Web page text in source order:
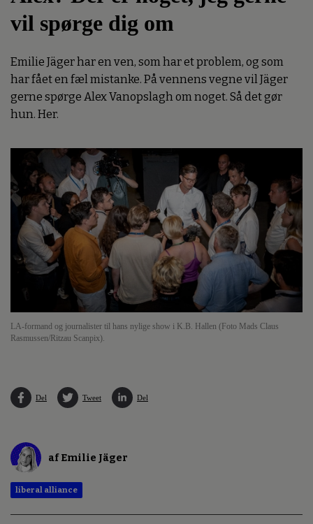
vil spørge dig om
Emilie Jäger har en ven, som har et problem, og som
har fået en fæl mistanke. På vennens vegne vil Jäger
gerne spørge Alex Vanopslagh om noget. Så det gør
hun. Her.
LA-formand og journalister til hans nylige show i K.B. Hallen (Foto Mads Claus
Rasmussen/Ritzau Scanpix).
Del Tweet Del
af Emilie Jäger
liberal alliance